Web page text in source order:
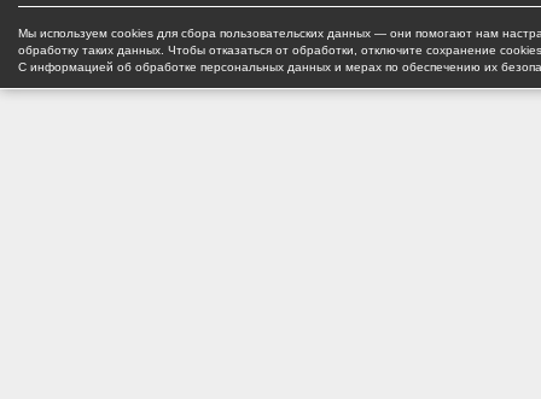
Мы используем cookies для сбора пользовательских данных — они помогают нам
обработку таких данных. Чтобы отказаться от обработки, отключите сохранение
С информацией об обработке персональных данных и мерах по обеспечению их